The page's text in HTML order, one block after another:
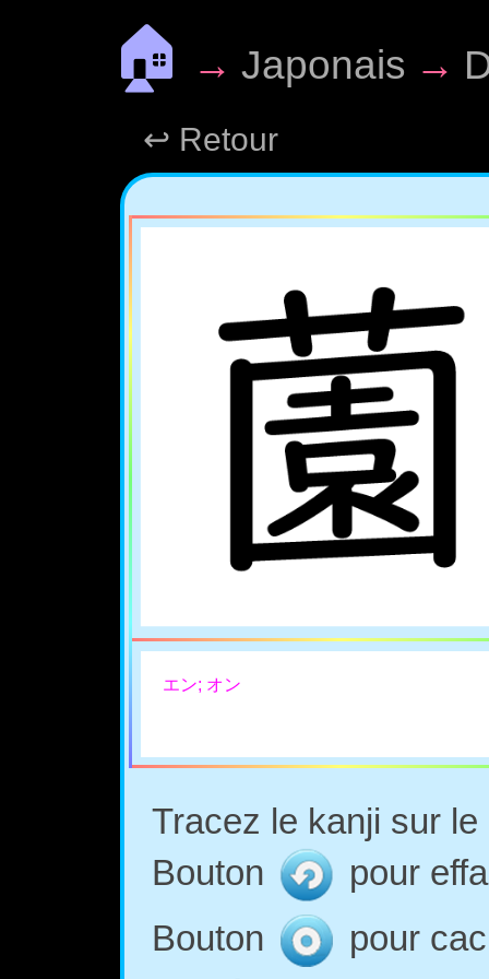
🏠 → Japonais →
↩ Retour
エン; オン
Tracez le kanji sur
Bouton
pour
Bouton
pour